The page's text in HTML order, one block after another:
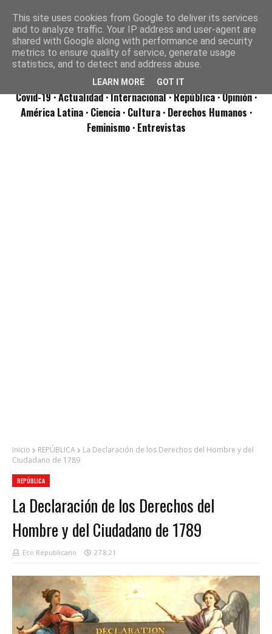
Covid-19· Actualidad· Internacional· República· Opinión·
América Latina · Ciencia · Cultura · Derechos Humanos ·
Feminismo · Entrevistas
Inicio REPÚBLICA
La Declaración de los Derechos del Hombre y del
Ciudadano de 1789
REPÚBLICA
La Declaración de los Derechos del
Hombre y del Ciudadano de 1789
Eco Republicano 27.8.21
This site uses cookies from Google to deliver its services
and to analyze traffic. Your IP address and user-agent are
shared with Google along with performance and security
metrics to ensure quality of service, generate usage
statistics, and to detect and address abuse.
LEARN MORE GOT IT